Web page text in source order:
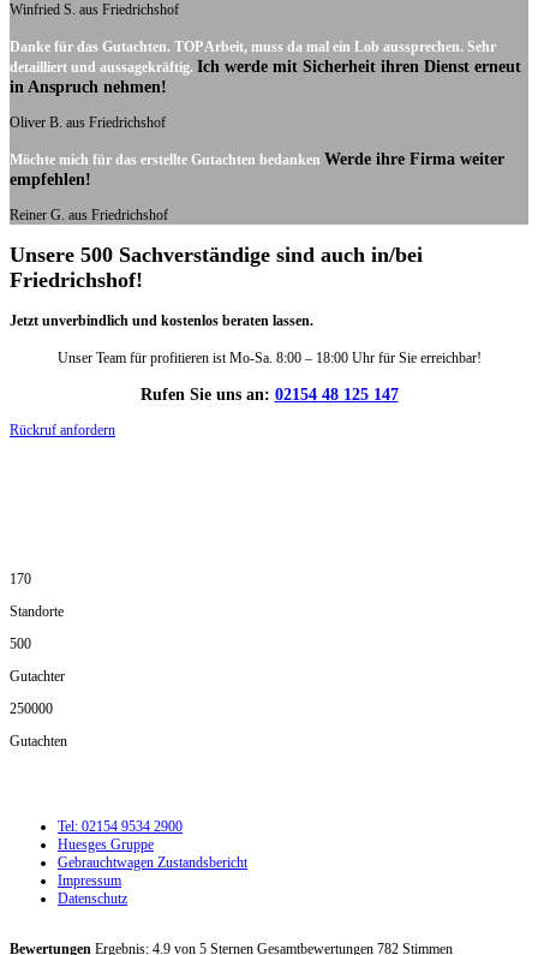
Winfried S. aus Friedrichshof
Danke für das Gutachten. TOP Arbeit, muss da mal ein Lob aussprechen. Sehr
detailliert und aussagekräftig. Ich werde mit Sicherheit ihren Dienst erneut
in Anspruch nehmen!
Oliver B. aus Friedrichshof
Möchte mich für das erstellte Gutachten bedanken Werde ihre Firma weiter
empfehlen!
Reiner G. aus Friedrichshof
Unsere 500 Sachverständige sind auch in/bei
Friedrichshof!
Jetzt unverbindlich und kostenlos beraten lassen.
Unser Team für profitieren ist Mo-Sa. 8:00 – 18:00 Uhr für Sie erreichbar!
Rufen Sie uns an: 02154 48 125 147
Rückruf anfordern
170
Standorte
500
Gutachter
250000
Gutachten
Tel: 02154 9534 2900
Huesges Gruppe
Gebrauchtwagen Zustandsbericht
Impressum
Datenschutz
Bewertungen Ergebnis: 4.9 von 5 Sternen Gesamtbewertungen 782 Stimmen